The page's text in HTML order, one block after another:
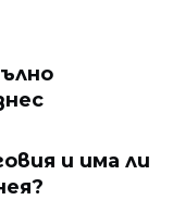
и има ли